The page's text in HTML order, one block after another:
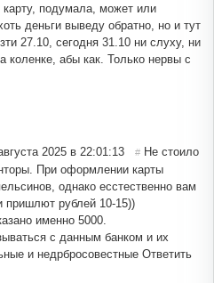
подумала, может или
деньги выведу обратно, но и тут
27.10, сегодня 31.10 ни слуху, ни
коленке, абы как. Только нервы с
2025 в 22:01:13 # Не стоило
При оформлении карты
однако есстественно вам
пришлют рублей 10-15))
именно 5000.
с данным банком и их
и недрбросовестные Ответить